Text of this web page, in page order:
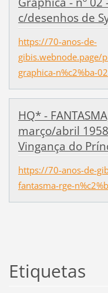
c/desenhos de
https://70-anos-de-
gibis.webnode.page/
graphica-n%c2%ba-
HQ* -
março/abril
Vingança do
https://70-anos-de-
fantasma-rge-
Etiquetas